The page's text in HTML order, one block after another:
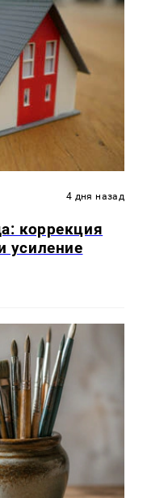
4 дня назад
коррекция
усиление